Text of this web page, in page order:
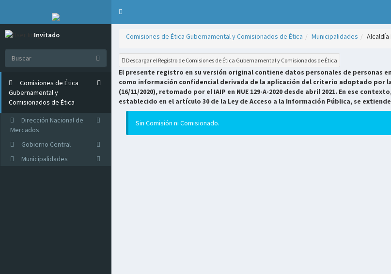
Invitado
Comisiones de Ética
Gubernamental y
Comisionados de Ética
Dirección Nacional de
Mercados
Gobierno Central
Municipalidades
Comisiones de Ética Gubernamental y Comisionados de Ética Municipalidades Alcaldía
Descargar el Registro de Comisiones de Ética Gubernamental y Comisionados de Ética
El presente registro en su versión original contiene datos personales de personas
como información confidencial derivada de la aplicación del criterio adoptado por
(16/11/2020), retomado por el IAIP en NUE 129-A-2020 desde abril 2021. En ese
establecido en el artículo 30 de la Ley de Acceso a la Información Pública, se
Sin Comisión ni Comisionado.